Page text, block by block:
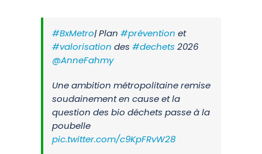
#BxMetro| Plan #prévention et
#valorisation des #dechets 2026
@AnneFahmy
Une ambition métropolitaine remise
soudainement en cause et la
question des bio déchets passe à la
poubelle
pic.twitter.com/c9KpFRvW28